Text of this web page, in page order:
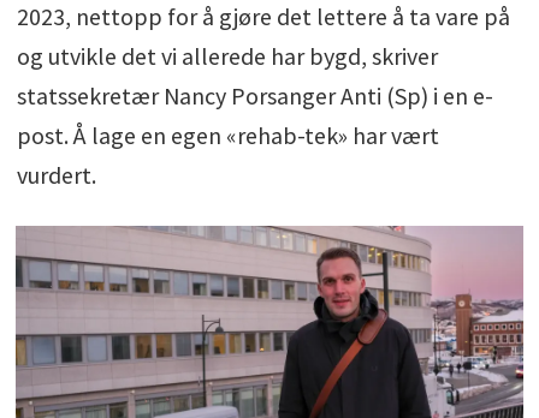
2023, nettopp for å gjøre det lettere å ta vare på
og utvikle det vi allerede har bygd, skriver
statssekretær Nancy Porsanger Anti (Sp) i en e-
post. Å lage en egen «rehab-tek» har vært
vurdert.